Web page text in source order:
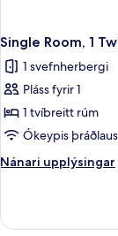
Single Room, 1
1 svefnherbergi
Pláss fyrir 1
1 tvíbreitt rúm
Ókeypis
Nánari upplýsingar
Nánari
Room,